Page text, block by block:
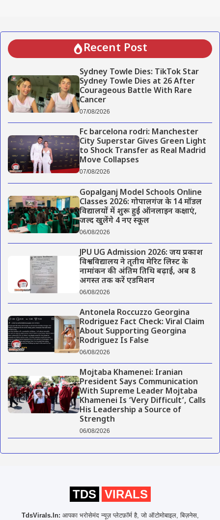
Recent Post
Sydney Towle Dies: TikTok Star
Sydney Towle Dies at 26 After
Courageous Battle With Rare
Cancer
07/08/2026
Fc barcelona rodri: Manchester
City Superstar Gives Green Light
to Shock Transfer as Real Madrid
Move Collapses
07/08/2026
Gopalganj Model Schools Online
Classes 2026: गोपालगंज के 14 मॉडल
विद्यालयों में शुरू हुई ऑनलाइन कक्षाएं,
जल्द खुलेंगे 4 नए स्कूल
06/08/2026
JPU UG Admission 2026: जय प्रकाश
विश्वविद्यालय ने तृतीय मेरिट लिस्ट के
नामांकन की अंतिम तिथि बढ़ाई, अब 8
अगस्त तक करें एडमिशन
06/08/2026
Antonela Roccuzzo Georgina
Rodriguez Fact Check: Viral Claim
About Supporting Georgina
Rodriguez Is False
06/08/2026
Mojtaba Khamenei: Iranian
President Says Communication
With Supreme Leader Mojtaba
Khamenei Is ‘Very Difficult’, Calls
His Leadership a Source of
Strength
06/08/2026
TDS VIRALS
TdsVirals.In: आपका भरोसेमंद न्यूज़ प्लेटफ़ॉर्म है, जो ऑटोमोबाइल, बिज़नेस,